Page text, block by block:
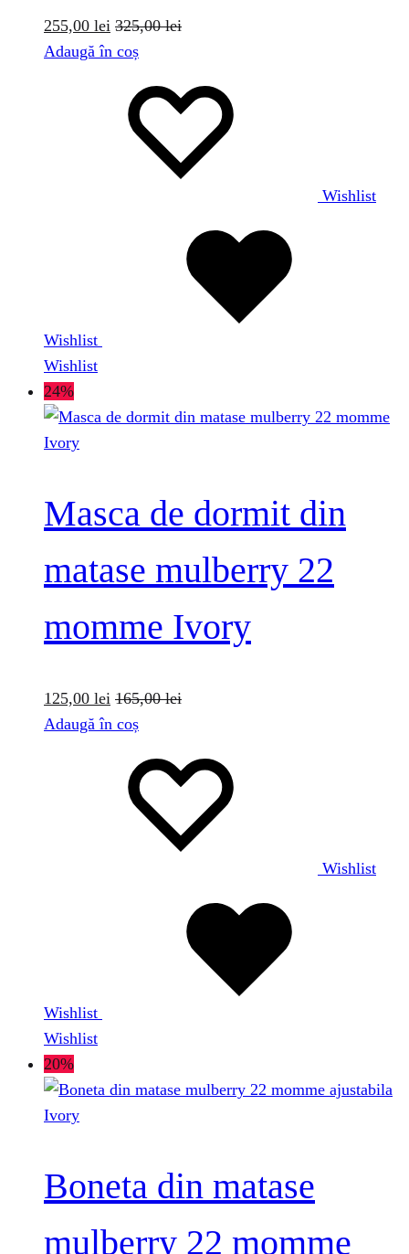
255,00 lei 325,00lei
Adaugă în coș
Wishlist
Wishlist
Wishlist
24%
Masca de dormit din
matase mulberry 22
momme Ivory
125,00 lei 165,00lei
Adaugă în coș
Wishlist
Wishlist
Wishlist
20%
Boneta din matase
mulberry 22 momme